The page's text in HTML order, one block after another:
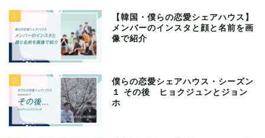
1
【韓国・僕らの恋愛シェアハウス】
メンバーのインスタと顔と名前を画
像で紹介
2
僕らの恋愛シェアハウス・シーズン
１ その後 ヒョクジュンとジョン
ホ